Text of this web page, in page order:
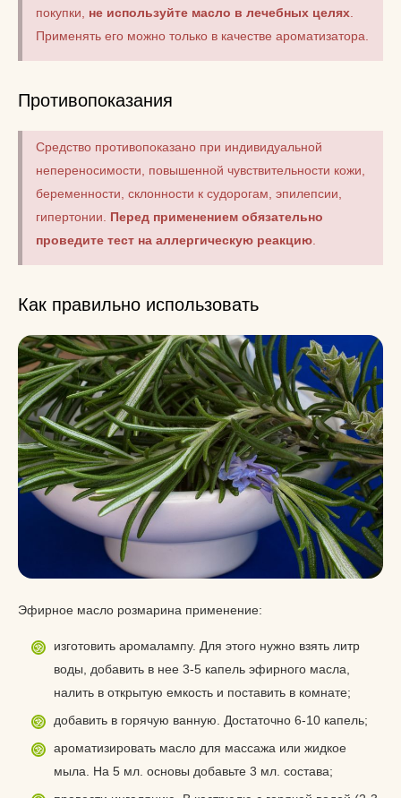
покупки, не используйте масло в лечебных целях
Применять его можно только в качестве ароматизатора.
Противопоказания
Средство противопоказано при индивидуальной
непереносимости, повышенной чувствительности кожи,
беременности, склонности к судорогам, эпилепсии,
гипертонии. Перед применением обязательно
проведите тест на аллергическую реакцию
Как правильно использовать
Эфирное масло розмарина применение:
изготовить аромалампу. Для этого нужно взять литр
воды, добавить в нее 3-5 капель эфирного масла,
налить в открытую емкость и поставить в комнате;
добавить в горячую ванную. Достаточно 6-10 капель;
ароматизировать масло для массажа или жидкое
мыла. На 5 мл. основы добавьте 3 мл. состава;